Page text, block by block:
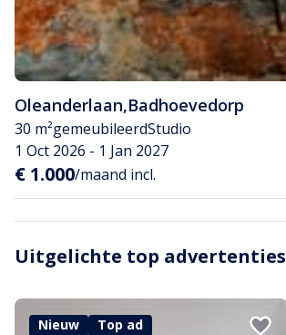
Oleanderlaan,Badhoevedorp
30 m²gemeubileerdStudio
1 Oct 2026 - 1 Jan 2027
€ 1.000/maand incl.
Uitgelichte top advertenties
Nieuw Top ad